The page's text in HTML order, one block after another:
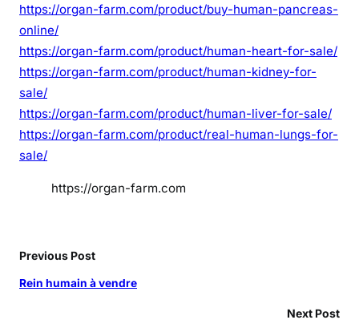
https://organ-farm.com/product/buy-human-pancreas-
online/
https://organ-farm.com/product/human-heart-for-sale/
https://organ-farm.com/product/human-kidney-for-
sale/
https://organ-farm.com/product/human-liver-for-sale/
https://organ-farm.com/product/real-human-lungs-for-
sale/
https://organ-farm.com
Previous Post
Rein humain à vendre
Next Post